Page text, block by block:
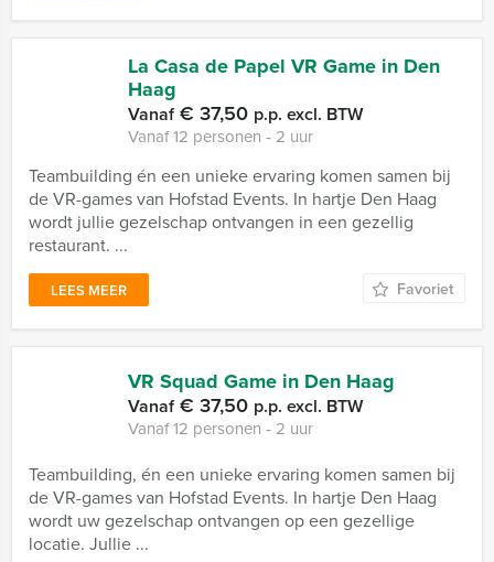
La Casa de Papel VR Game in Den
Haag
Vanaf€ 37,50 p.p. excl. BTW
Vanaf 12 personen ‐ 2 uur
Teambuilding én een unieke ervaring komen samen bij
de VR-games van Hofstad Events. In hartje Den Haag
wordt jullie gezelschap ontvangen in een gezellig
restaurant. ...
LEES MEER Favoriet
VR Squad Game in Den Haag
Vanaf€ 37,50 p.p. excl. BTW
Vanaf 12 personen ‐ 2 uur
Teambuilding, én een unieke ervaring komen samen bij
de VR-games van Hofstad Events. In hartje Den Haag
wordt uw gezelschap ontvangen op een gezellige
locatie. Jullie ...